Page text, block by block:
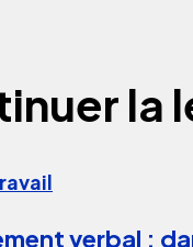
la
verbal :